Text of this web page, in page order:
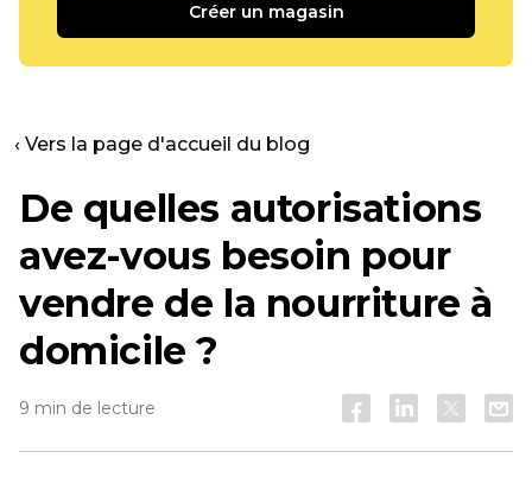
Créer un magasin
‹ Vers la page d'accueil du blog
De quelles autorisations
avez-vous besoin pour
vendre de la nourriture à
domicile ?
9 min de lecture